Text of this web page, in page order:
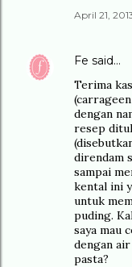
April 21,
Fe said…
Terima
dengan
resep
direndam
sampai
kental ini
untuk
puding.
saya mau
dengan
pasta?